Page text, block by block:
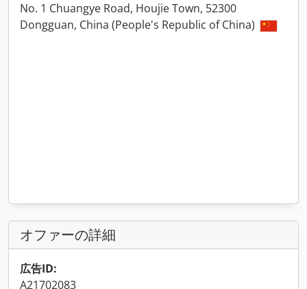
No. 1 Chuangye Road, Houjie Town, 52300
Dongguan, China (People's Republic of China)
オファーの詳細
広告ID:
A21702083